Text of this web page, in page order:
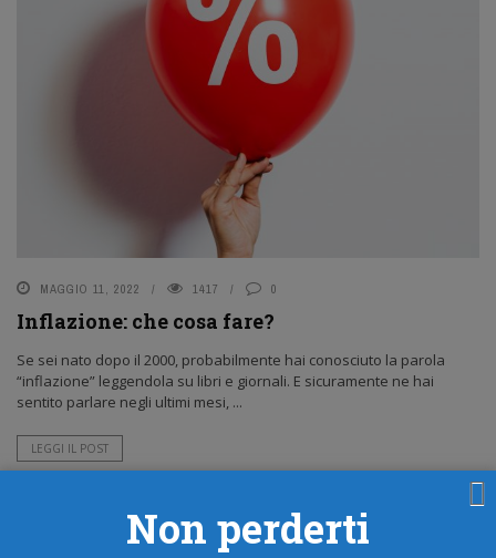
MAGGIO 11, 2022 1417 0
Inflazione: che cosa fare?
Se sei nato dopo il 2000, probabilmente hai conosciuto la parola
“inflazione” leggendola su libri e giornali. E sicuramente ne hai
sentito parlare negli ultimi mesi, ...
LEGGI IL POST
ARGOMENTINon perderti